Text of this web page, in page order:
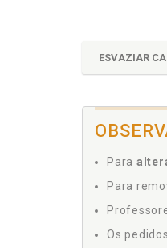
ESVAZIAR
Para
Para
Os